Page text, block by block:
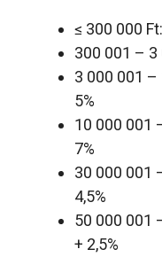
≤ 300 000
300 001 – 3
3 000 001 –
5%
10 000 001
7%
30 000 001
4,5%
50 000 001
+ 2,5%